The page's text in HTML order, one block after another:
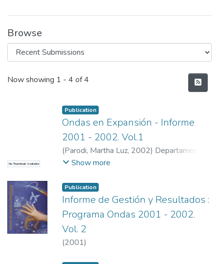
Browse
Recent Submissions
Now showing 1 - 4 of 4
No Thumbnail Available
Publication
Ondas en Expansión - Informe
2001 - 2002. Vol.1
(Parodi, Martha Luz, 2002) Departamento
Administrativo de Ciencia, Tecnología e
Show more
Publication
Informe de Gestión y Resultados :
Programa Ondas 2001 - 2002.
Vol. 2
(2001)